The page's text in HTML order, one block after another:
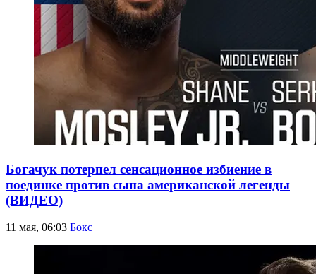
Богачук потерпел сенсационное избиение в
поединке против сына американской легенды
(ВИДЕО)
11 мая, 06:03 Бокс